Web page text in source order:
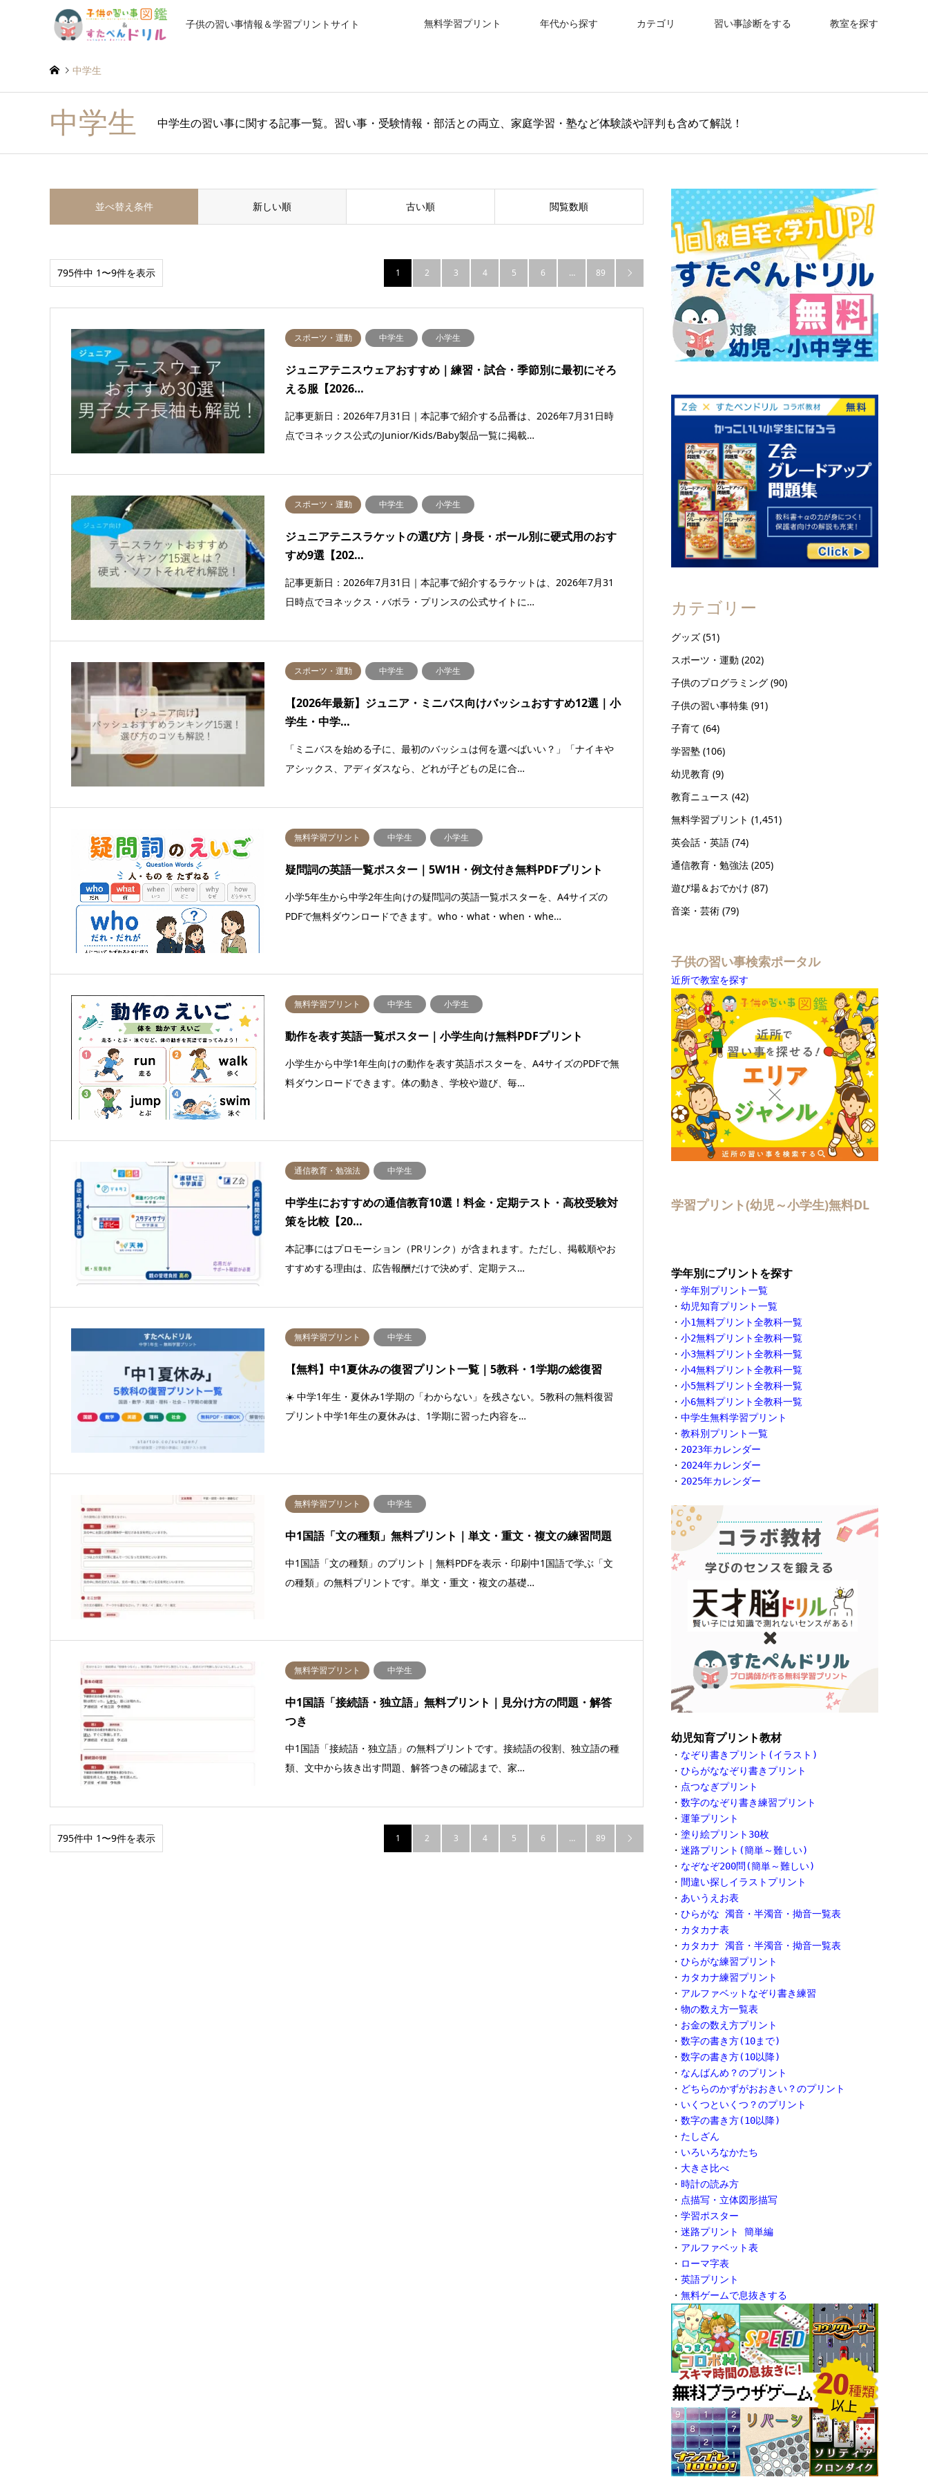
子供の習い事情報＆学習プリントサイト 無料学習プリント 年代から探す カテゴリ 習い事診断をする 教室を探す
中学生
中学生 中学生の習い事に関する記事一覧。習い事・受験情報・部活との両立、家庭学習・塾など体験談や評判も含めて解説！
並べ替え条件 新しい順 古い順 閲覧数順
795件中 1〜9件を表示 1 2 3 4 5 6 … 89 
スポーツ・運動 中学生 小学生
ジュニアテニスウェアおすすめ｜練習・試合・季節別に最初にそろ
える服【2026…
記事更新日：2026年7月31日｜本記事で紹介する品番は、2026年7月31日時
点でヨネックス公式のJunior/Kids/Baby製品一覧に掲載…
スポーツ・運動 中学生 小学生
ジュニアテニスラケットの選び方｜身長・ボール別に硬式用のおす
すめ9選【202…
記事更新日：2026年7月31日｜本記事で紹介するラケットは、2026年7月31
日時点でヨネックス・バボラ・プリンスの公式サイトに…
スポーツ・運動 中学生 小学生
【2026年最新】ジュニア・ミニバス向けバッシュおすすめ12選｜小
学生・中学…
「ミニバスを始める子に、最初のバッシュは何を選べばいい？」「ナイキや
アシックス、アディダスなら、どれが子どもの足に合…
無料学習プリント 中学生 小学生
疑問詞の英語一覧ポスター｜5W1H・例文付き無料PDFプリント
小学5年生から中学2年生向けの疑問詞の英語一覧ポスターを、A4サイズの
PDFで無料ダウンロードできます。who・what・when・whe…
無料学習プリント 中学生 小学生
動作を表す英語一覧ポスター｜小学生向け無料PDFプリント
小学生から中学1年生向けの動作を表す英語ポスターを、A4サイズのPDFで無
料ダウンロードできます。体の動き、学校や遊び、毎…
通信教育・勉強法 中学生
中学生におすすめの通信教育10選！料金・定期テスト・高校受験対
策を比較【20…
本記事にはプロモーション（PRリンク）が含まれます。ただし、掲載順やお
すすめする理由は、広告報酬だけで決めず、定期テス…
無料学習プリント 中学生
【無料】中1夏休みの復習プリント一覧｜5教科・1学期の総復習
☀️ 中学1年生・夏休み1学期の「わからない」を残さない。5教科の無料復習
プリント中学1年生の夏休みは、1学期に習った内容を…
無料学習プリント 中学生
中1国語「文の種類」無料プリント｜単文・重文・複文の練習問題
中1国語「文の種類」のプリント｜無料PDFを表示・印刷中1国語で学ぶ「文
の種類」の無料プリントです。単文・重文・複文の基礎…
無料学習プリント 中学生
中1国語「接続語・独立語」無料プリント｜見分け方の問題・解答
つき
中1国語「接続語・独立語」の無料プリントです。接続語の役割、独立語の種
類、文中から抜き出す問題、解答つきの確認まで、家…
795件中 1〜9件を表示 1 2 3 4 5 6 … 89 
カテゴリー
グッズ (51)
スポーツ・運動 (202)
子供のプログラミング (90)
子供の習い事特集 (91)
子育て (64)
学習塾 (106)
幼児教育 (9)
教育ニュース (42)
無料学習プリント (1,451)
英会話・英語 (74)
通信教育・勉強法 (205)
遊び場＆おでかけ (87)
音楽・芸術 (79)
子供の習い事検索ポータル
近所で教室を探す
学習プリント(幼児～小学生)無料DL
学年別にプリントを探す
・ 学年別プリント一覧
・ 幼児知育プリント一覧
・ 小1無料プリント全教科一覧
・ 小2無料プリント全教科一覧
・ 小3無料プリント全教科一覧
・ 小4無料プリント全教科一覧
・ 小5無料プリント全教科一覧
・ 小6無料プリント全教科一覧
・ 中学生無料学習プリント
・ 教科別プリント一覧
・ 2023年カレンダー
・ 2024年カレンダー
・ 2025年カレンダー
幼児知育プリント教材
・ なぞり書きプリント(イラスト)
・ ひらがななぞり書きプリント
・ 点つなぎプリント
・ 数字のなぞり書き練習プリント
・ 運筆プリント
・ 塗り絵プリント30枚
・ 迷路プリント(簡単～難しい)
・ なぞなぞ200問(簡単～難しい)
・ 間違い探しイラストプリント
・ あいうえお表
・ ひらがな 濁音・半濁音・拗音一覧表
・ カタカナ表
・ カタカナ 濁音・半濁音・拗音一覧表
・ ひらがな練習プリント
・ カタカナ練習プリント
・ アルファベットなぞり書き練習
・ 物の数え方一覧表
・ お金の数え方プリント
・ 数字の書き方(10まで)
・ 数字の書き方(10以降)
・ なんばんめ？のプリント
・ どちらのかずがおおきい？のプリント
・ いくつといくつ？のプリント
・ 数字の書き方(10以降)
・ たしざん
・ いろいろなかたち
・ 大きさ比べ
・ 時計の読み方
・ 点描写・立体図形描写
・ 学習ポスター
・ 迷路プリント 簡単編
・ アルファベット表
・ ローマ字表
・ 英語プリント
・ 無料ゲームで息抜きする